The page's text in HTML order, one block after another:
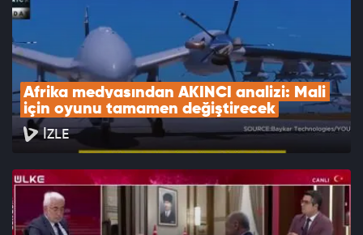
Afrika medyasından AKINCI analizi: Mali
için oyunu tamamen değiştirecek
İZLE